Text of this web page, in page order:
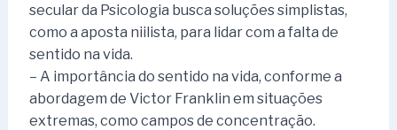
secular da Psicologia busca soluções simplistas,
como a aposta niilista, para lidar com a falta de
sentido na vida.
– A importância do sentido na vida, conforme a
abordagem de Victor Franklin em situações
extremas, como campos de concentração.